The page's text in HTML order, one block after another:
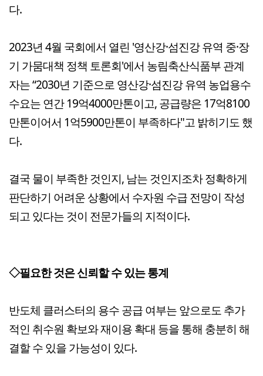
다.
2023년 4월 국회에서 열린 '영산강·섬진강 유역 중·장
기 가뭄대책 정책 토론회'에서 농림축산식품부 관계
자는 “2030년 기준으로 영산강·섬진강 유역 농업용수
수요는 연간 19억4000만톤이고, 공급량은 17억8100
만톤이어서 1억5900만톤이 부족하다"고 밝히기도 했
다.
결국 물이 부족한 것인지, 남는 것인지조차 정확하게
판단하기 어려운 상황에서 수자원 수급 전망이 작성
되고 있다는 것이 전문가들의 지적이다.
◇필요한 것은 신뢰할 수 있는 통계
반도체 클러스터의 용수 공급 여부는 앞으로도 추가
적인 취수원 확보와 재이용 확대 등을 통해 충분히 해
결할 수 있을 가능성이 있다.